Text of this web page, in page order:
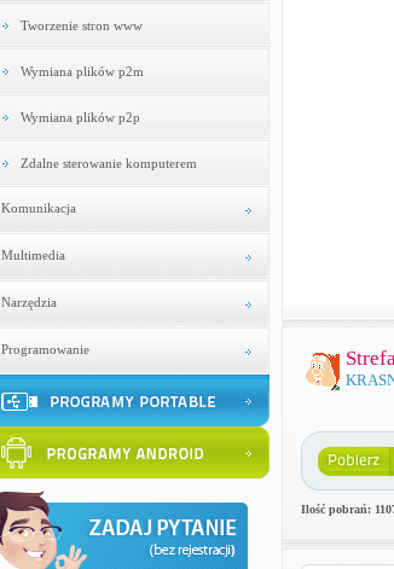
Tworzenie stron www
Wymiana plików p2m
Wymiana plików p2p
Zdalne sterowanie komputerem
Komunikacja
Multimedia
Narzędzia
Programowanie
Ilość pobrań: